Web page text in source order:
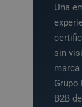
Una
sin
Grupo
B2B